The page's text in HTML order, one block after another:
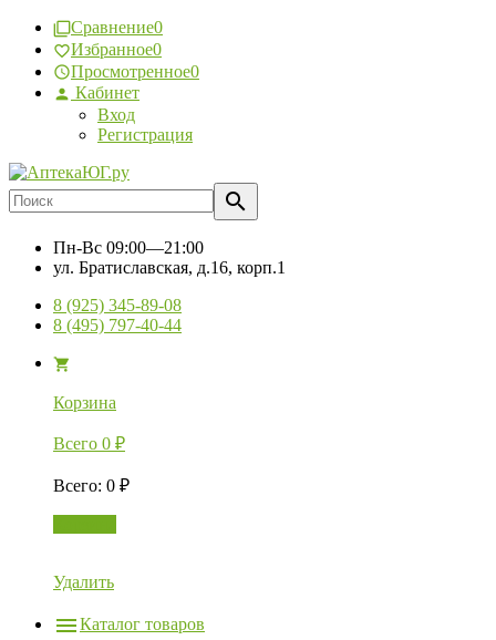
Сравнение0
Избранное0
Просмотренное0
Кабинет
Вход
Регистрация
Пн-Вс 09:00—21:00
ул. Братиславская, д.16, корп.1
8 (925) 345-89-08
8 (495) 797-40-44
Корзина
Всего 0 ₽
Всего: 0 ₽
Удалить
Каталог товаров